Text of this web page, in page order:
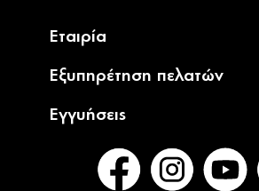
Εταιρία
Εξυπηρέτηση πελατών
Εγγυήσεις